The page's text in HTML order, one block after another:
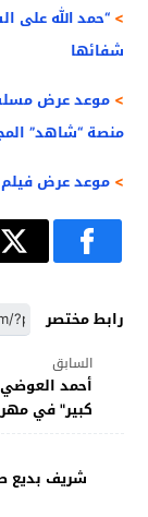
>“حمد الله على
شفائها
>موعد عرض
منصة “شاهد”
>موعد عرض
رابط مختصر
السابق
أحمد
كبير" في
شريف بديع